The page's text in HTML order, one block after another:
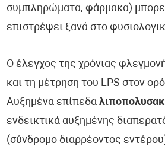
συμπληρώματα, φάρμακα)
επιστρέψει ξανά στο
Ο έλεγχος της χρόνιας
και τη μέτρηση του LPS στον
Αυξημένα επίπεδα
ενδεικτικά αυξημένης
(σύνδρομο διαρρέοντος